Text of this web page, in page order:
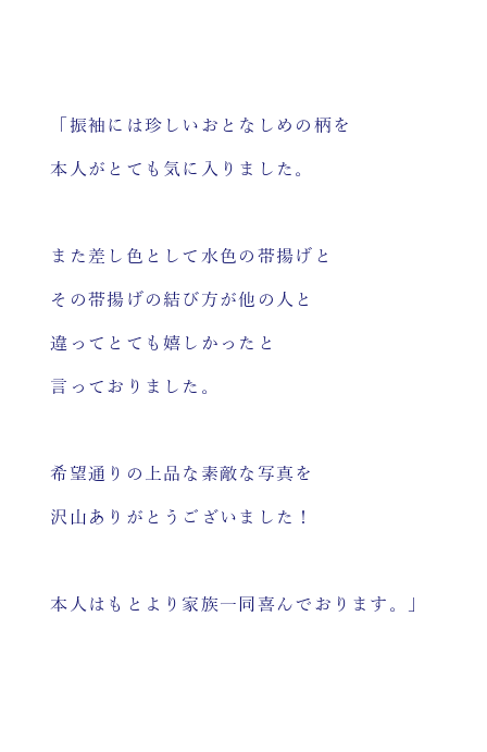
「振袖には珍しいおとなしめの柄を
本人がとても気に入りました。
また差し色として水色の帯揚げと
その帯揚げの結び方が他の人と
違ってとても嬉しかったと
言っておりました。
希望通りの上品な素敵な写真を
沢山ありがとうございました！
本人はもとより家族一同喜んでおります。」